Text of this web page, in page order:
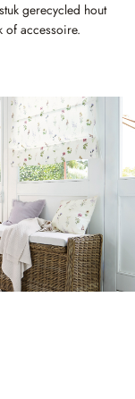
gerecycled hout
of accessoire.